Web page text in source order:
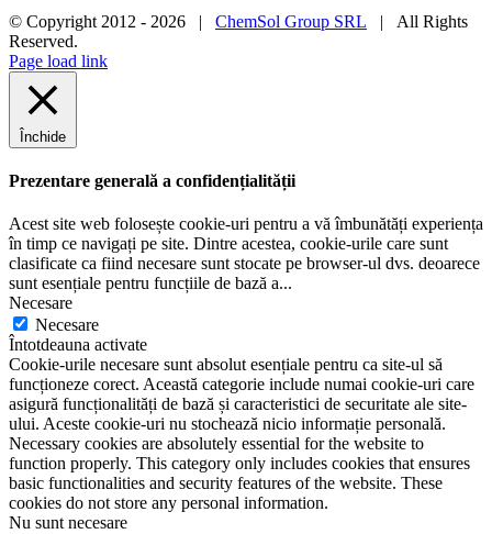
© Copyright 2012 - 2026 | ChemSol Group SRL | All Rights
Reserved.
Page load link
Închide
Prezentare generală a confidențialității
Acest site web folosește cookie-uri pentru a vă îmbunătăți experiența
în timp ce navigați pe site. Dintre acestea, cookie-urile care sunt
clasificate ca fiind necesare sunt stocate pe browser-ul dvs. deoarece
sunt esențiale pentru funcțiile de bază a...
Necesare
Necesare
Întotdeauna activate
Cookie-urile necesare sunt absolut esențiale pentru ca site-ul să
funcționeze corect. Această categorie include numai cookie-uri care
asigură funcționalități de bază și caracteristici de securitate ale site-
ului. Aceste cookie-uri nu stochează nicio informație personală.
Necessary cookies are absolutely essential for the website to
function properly. This category only includes cookies that ensures
basic functionalities and security features of the website. These
cookies do not store any personal information.
Nu sunt necesare